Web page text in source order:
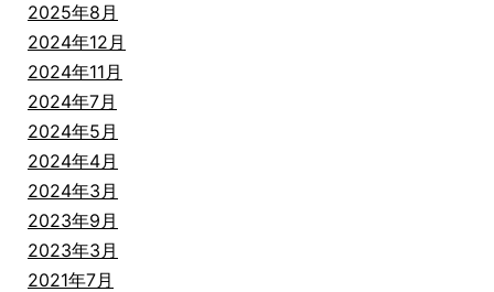
2025年8月
2024年12月
2024年11月
2024年7月
2024年5月
2024年4月
2024年3月
2023年9月
2023年3月
2021年7月